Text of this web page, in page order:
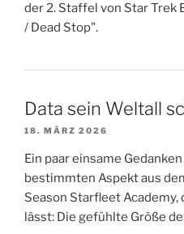
der 2. Staffel von Star Trek
/ Dead Stop".
Data sein Weltall
18. MÄRZ 2026
Ein paar einsame
bestimmten Aspekt aus
Season Starfleet
lässt: Die gefühlte Größe